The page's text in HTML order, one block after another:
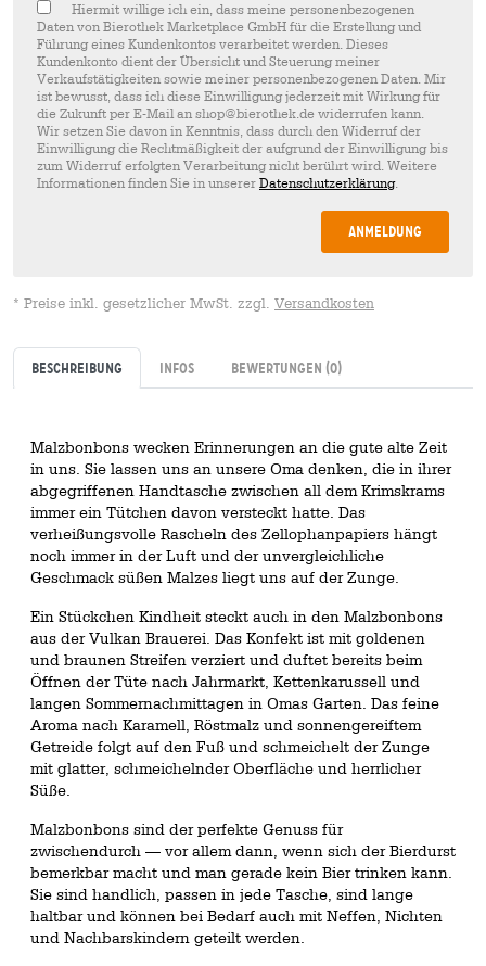
Hiermit willige ich ein, dass meine personenbezogenen
Daten von Bierothek Marketplace GmbH für die Erstellung und
Führung eines Kundenkontos verarbeitet werden. Dieses
Kundenkonto dient der Übersicht und Steuerung meiner
Verkaufstätigkeiten sowie meiner personenbezogenen Daten. Mir
ist bewusst, dass ich diese Einwilligung jederzeit mit Wirkung für
die Zukunft per E-Mail an shop@bierothek.de widerrufen kann.
Wir setzen Sie davon in Kenntnis, dass durch den Widerruf der
Einwilligung die Rechtmäßigkeit der aufgrund der Einwilligung bis
zum Widerruf erfolgten Verarbeitung nicht berührt wird. Weitere
Informationen finden Sie in unserer Datenschutzerklärung.
Anmeldung
* Preise inkl. gesetzlicher MwSt. zzgl. Versandkosten
Beschreibung Infos Bewertungen (0)
Malzbonbons wecken Erinnerungen an die gute alte Zeit
in uns. Sie lassen uns an unsere Oma denken, die in ihrer
abgegriffenen Handtasche zwischen all dem Krimskrams
immer ein Tütchen davon versteckt hatte. Das
verheißungsvolle Rascheln des Zellophanpapiers hängt
noch immer in der Luft und der unvergleichliche
Geschmack süßen Malzes liegt uns auf der Zunge.
Ein Stückchen Kindheit steckt auch in den Malzbonbons
aus der Vulkan Brauerei. Das Konfekt ist mit goldenen
und braunen Streifen verziert und duftet bereits beim
Öffnen der Tüte nach Jahrmarkt, Kettenkarussell und
langen Sommernachmittagen in Omas Garten. Das feine
Aroma nach Karamell, Röstmalz und sonnengereiftem
Getreide folgt auf den Fuß und schmeichelt der Zunge
mit glatter, schmeichelnder Oberfläche und herrlicher
Süße.
Malzbonbons sind der perfekte Genuss für
zwischendurch — vor allem dann, wenn sich der Bierdurst
bemerkbar macht und man gerade kein Bier trinken kann.
Sie sind handlich, passen in jede Tasche, sind lange
haltbar und können bei Bedarf auch mit Neffen, Nichten
und Nachbarskindern geteilt werden.